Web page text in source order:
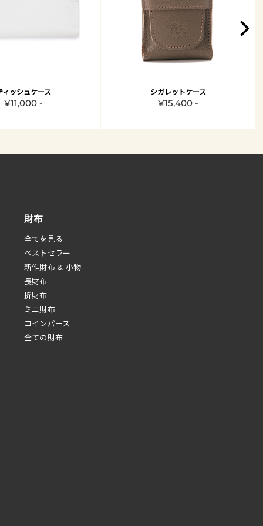
ィッシュケース
¥11,000 -
シガレットケース
¥15,400 -
財布
全てを見る
べストセラー
新作財布 & 小物
長財布
折財布
ミニ財布
コインパース
全ての財布